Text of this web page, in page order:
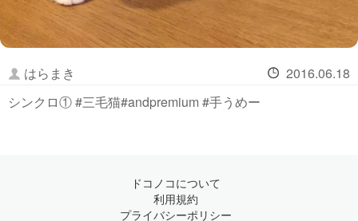
はらまき
2016.06.18
シンクロ① #三毛猫#andpremium #手うめー
ドコノコについて
利用規約
プライバシーポリシー